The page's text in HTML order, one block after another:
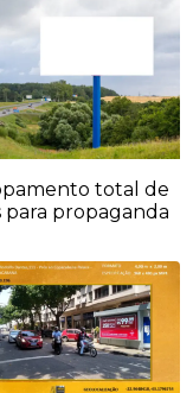
total de
para propaganda